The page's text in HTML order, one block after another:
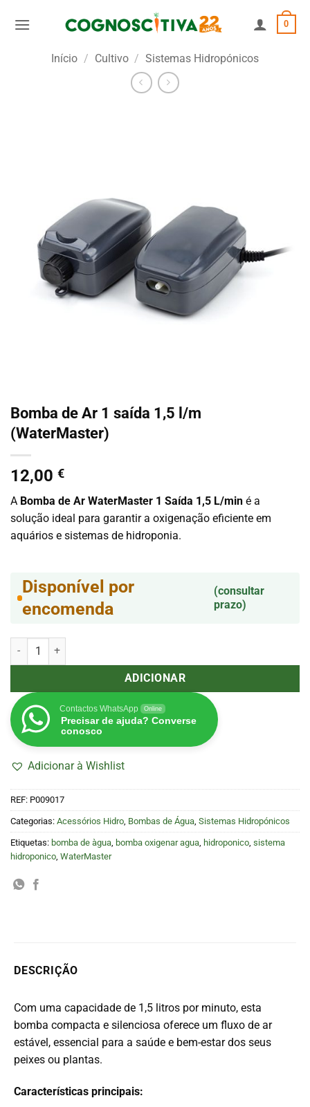
0
Início / Cultivo / Sistemas Hidropónicos
Bomba de Ar 1 saída 1,5 l/m
(WaterMaster)
12,00 €
A Bomba de Ar WaterMaster 1 Saída 1,5 L/min é a
solução ideal para garantir a oxigenação eficiente em
aquários e sistemas de hidroponia.
Disponível por
encomenda
(consultar
prazo)
Quantidade de Bomba de Ar 1 saída 1,5 l/m (WaterMaster)
ADICIONAR
Contactos WhatsApp Online
Precisar de ajuda? Converse
conosco
Adicionar à Wishlist
REF: P009017
Categorias: Acessórios Hidro Bombas de Água Sistemas Hidropónicos
Etiquetas: bomba de àgua bomba oxigenar agua hidroponico sistema
hidroponico WaterMaster
DESCRIÇÃO
Com uma capacidade de 1,5 litros por minuto, esta
bomba compacta e silenciosa oferece um fluxo de ar
estável, essencial para a saúde e bem-estar dos seus
peixes ou plantas.
Características principais: